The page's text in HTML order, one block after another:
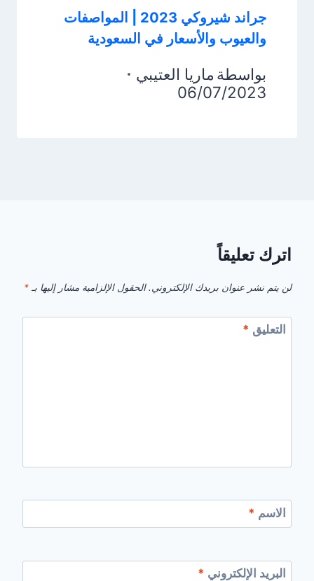
جراند شيروكي 2023 | المواصفات
والعيوب والأسعار في السعودية
بواسطة ماريا العتيبي
06/07/2023
اترك تعليقاً
لن يتم نشر عنوان بريدك الإلكتروني. الحقول الإلزامية مشار إليها بـ *
التعليق *
الاسم *
البريد الإلكتروني *